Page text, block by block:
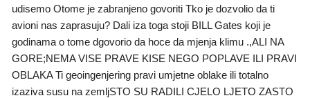
udisemo Otome je zabranjeno govoriti Tko je dozvolio da ti
avioni nas zaprasuju? Dali iza toga stoji BILL Gates koji je
godinama o tome dgovorio da hoce da mjenja klimu .,ALI NA
GORE;NEMA VISE PRAVE KISE NEGO POPLAVE ILI PRAVI
OBLAKA Ti geoingenjering pravi umjetne oblake ili totalno
izaziva susu na zemljSTO SU RADILI CJELO LJETO ZASTO